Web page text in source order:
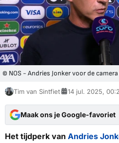
© NOS - Andries Jonker voor de camera
Tim van Sintfiet 14 jul. 2025,
Maak ons je Google-favoriet
Het tijdperk van Andries